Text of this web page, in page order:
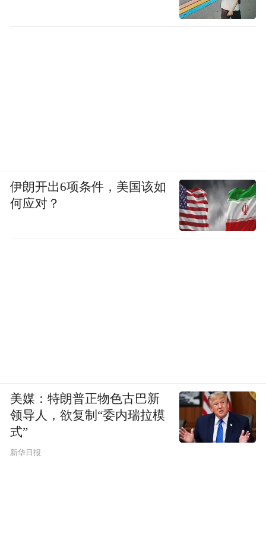
伊朗开出6项条件，美国该如
何应对？
美媒：特朗普正物色古巴新
领导人，欲复制“委内瑞拉模
式”
新华日报